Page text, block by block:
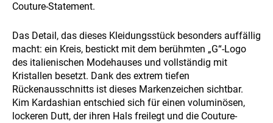
Couture-Statement.
Das Detail, das dieses Kleidungsstück besonders auffällig
macht: ein Kreis, bestickt mit dem berühmten „G“-Logo
des italienischen Modehauses und vollständig mit
Kristallen besetzt. Dank des extrem tiefen
Rückenausschnitts ist dieses Markenzeichen sichtbar.
Kim Kardashian entschied sich für einen voluminösen,
lockeren Dutt, der ihren Hals freilegt und die Couture-